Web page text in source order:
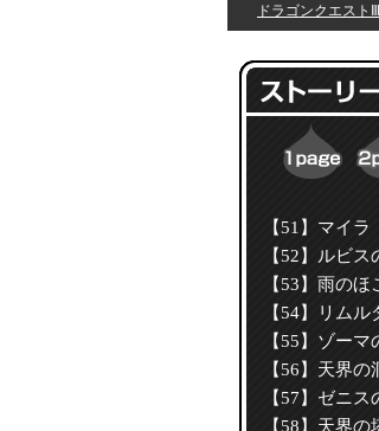
ドラゴンクエスト
【51】マイラ
【52】ルビス
【53】雨のほ
【54】リムル
【55】ゾーマ
【56】天界の
【57】ゼニス
【58】天界の